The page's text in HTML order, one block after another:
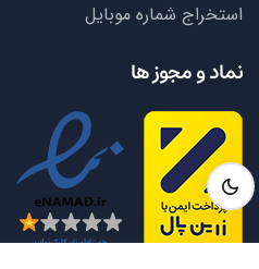
استخراج شماره موبایل
نماد و مجوز ها